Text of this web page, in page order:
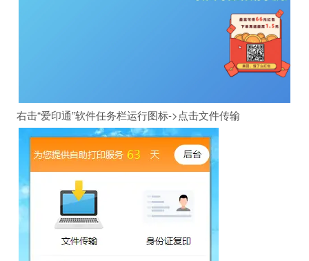
右击“爱印通”软件任务栏运行图标->点击文件传输